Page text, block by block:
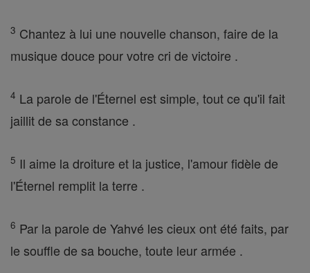
3 Chantez à lui une nouvelle chanson, faire de la
musique douce pour votre cri de victoire .
4 La parole de l'Éternel est simple, tout ce qu'il fait
jaillit de sa constance .
5 Il aime la droiture et la justice, l'amour fidèle de
l'Éternel remplit la terre .
6 Par la parole de Yahvé les cieux ont été faits, par
le souffle de sa bouche, toute leur armée .